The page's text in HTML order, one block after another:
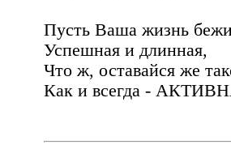
Пусть Ваша жизнь
Успешная и длинная,
Что ж, оставайся же
Как и всегда -